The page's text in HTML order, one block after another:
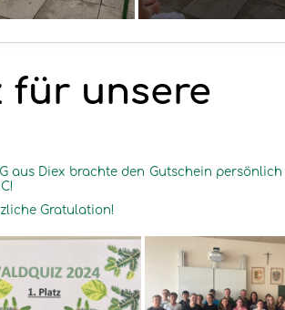
für unsere
aus Diex brachte den Gutschein persönlich
Gratulation!